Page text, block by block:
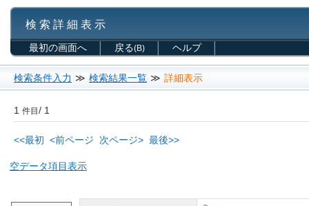
検 索 詳 細 表 示
最初の画面へ 戻る(B) ヘルプ
検索条件入力 ≫ 検索結果一覧 ≫ 詳細表示
1 件目/ 1
<<最初 <前ページ 次ページ> 最後>>
空データ項目表示